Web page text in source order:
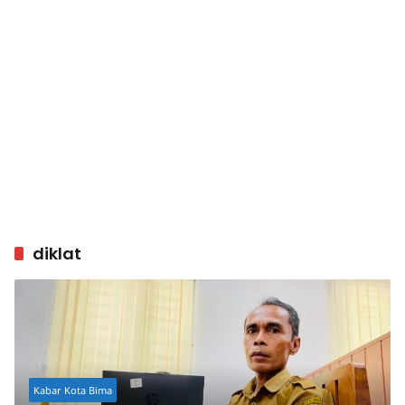
diklat
Kabar Kota Bima